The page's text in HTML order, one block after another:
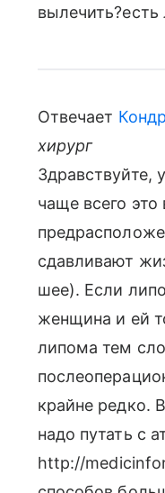
Отвечает
хирург
Здравствуйте,
чаще всего
сдавливают
шее). Если
женщина и ей
липома тем
крайне редко.
надо путать с
http://